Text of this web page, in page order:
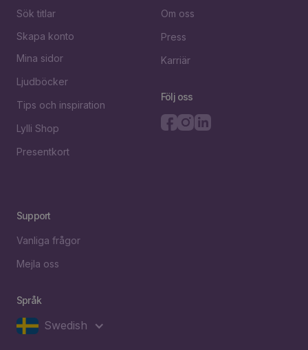
Sök titlar
Skapa konto
Mina sidor
Ljudböcker
Tips och inspiration
Lylli Shop
Presentkort
Om oss
Press
Karriär
Följ oss
Support
Vanliga frågor
Mejla oss
Språk
Swedish